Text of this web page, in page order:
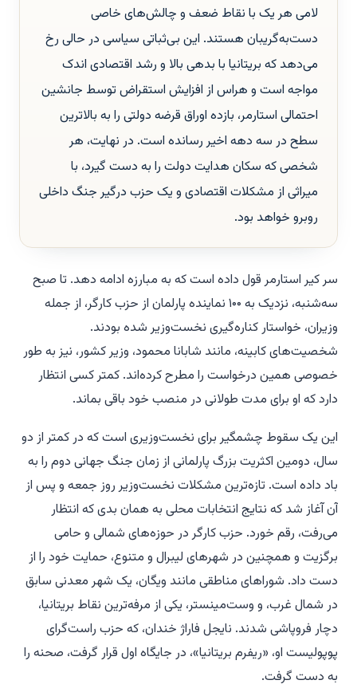
لامی هر یک با نقاط ضعف و چالش‌های خاصی
دست‌به‌گریبان هستند. این بی‌ثباتی سیاسی در حالی رخ
می‌دهد که بریتانیا با بدهی بالا و رشد اقتصادی اندک
مواجه است و هراس از افزایش استقراض توسط جانشین
احتمالی استارمر، بازده اوراق قرضه دولتی را به بالاترین
سطح در سه دهه اخیر رسانده است. در نهایت، هر
شخصی که سکان هدایت دولت را به دست گیرد، با
میراثی از مشکلات اقتصادی و یک حزب درگیر جنگ داخلی
روبرو خواهد بود.
سر کیر استارمر قول داده است که به مبارزه ادامه دهد. تا صبح
سه‌شنبه، نزدیک به ۱۰۰ نماینده پارلمان از حزب کارگر، از جمله
وزیران، خواستار کناره‌گیری نخست‌وزیر شده بودند.
شخصیت‌های کابینه، مانند شابانا محمود، وزیر کشور، نیز به طور
خصوصی همین درخواست را مطرح کرده‌اند. کمتر کسی انتظار
دارد که او برای مدت طولانی در منصب خود باقی بماند.
این یک سقوط چشمگیر برای نخست‌وزیری است که در کمتر از دو
سال، دومین اکثریت بزرگ پارلمانی از زمان جنگ جهانی دوم را به
باد داده است. تازه‌ترین مشکلات نخست‌وزیر روز جمعه و پس از
آن آغاز شد که نتایج انتخابات محلی به همان بدی که انتظار
می‌رفت، رقم خورد. حزب کارگر در حوزه‌های شمالی و حامی
برگزیت و همچنین در شهرهای لیبرال و متنوع، حمایت خود را از
دست داد. شوراهای مناطقی مانند ویگان، یک شهر معدنی سابق
در شمال غرب، و وست‌مینستر، یکی از مرفه‌ترین نقاط بریتانیا،
دچار فروپاشی شدند. نایجل فاراژ خندان، که حزب راست‌گرای
پوپولیست او، «ریفرم بریتانیا»، در جایگاه اول قرار گرفت، صحنه را
به دست گرفت.